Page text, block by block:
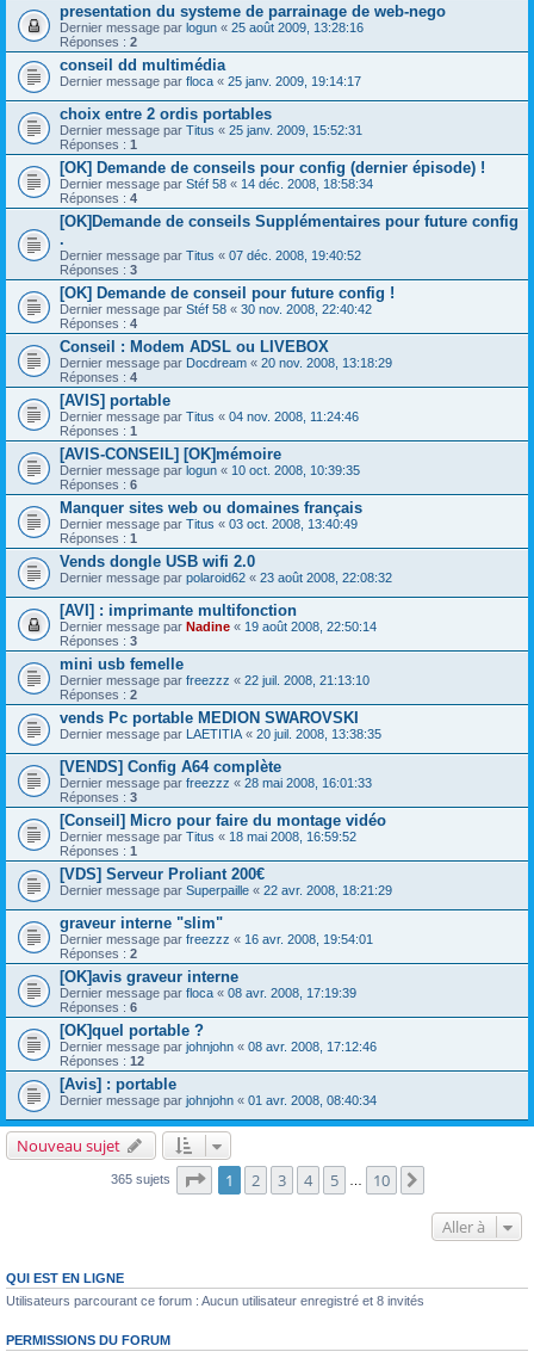
presentation du systeme de parrainage de web-nego
Dernier message par logun « 25 août 2009, 13:28:16
Réponses : 2
conseil dd multimédia
Dernier message par floca « 25 janv. 2009, 19:14:17
choix entre 2 ordis portables
Dernier message par Titus « 25 janv. 2009, 15:52:31
Réponses : 1
[OK] Demande de conseils pour config (dernier épisode) !
Dernier message par Stéf 58 « 14 déc. 2008, 18:58:34
Réponses : 4
[OK]Demande de conseils Supplémentaires pour future config
.
Dernier message par Titus « 07 déc. 2008, 19:40:52
Réponses : 3
[OK] Demande de conseil pour future config !
Dernier message par Stéf 58 « 30 nov. 2008, 22:40:42
Réponses : 4
Conseil : Modem ADSL ou LIVEBOX
Dernier message par Docdream « 20 nov. 2008, 13:18:29
Réponses : 4
[AVIS] portable
Dernier message par Titus « 04 nov. 2008, 11:24:46
Réponses : 1
[AVIS-CONSEIL] [OK]mémoire
Dernier message par logun « 10 oct. 2008, 10:39:35
Réponses : 6
Manquer sites web ou domaines français
Dernier message par Titus « 03 oct. 2008, 13:40:49
Réponses : 1
Vends dongle USB wifi 2.0
Dernier message par polaroid62 « 23 août 2008, 22:08:32
[AVI] : imprimante multifonction
Dernier message par Nadine « 19 août 2008, 22:50:14
Réponses : 3
mini usb femelle
Dernier message par freezzz « 22 juil. 2008, 21:13:10
Réponses : 2
vends Pc portable MEDION SWAROVSKI
Dernier message par LAETITIA « 20 juil. 2008, 13:38:35
[VENDS] Config A64 complète
Dernier message par freezzz « 28 mai 2008, 16:01:33
Réponses : 3
[Conseil] Micro pour faire du montage vidéo
Dernier message par Titus « 18 mai 2008, 16:59:52
Réponses : 1
[VDS] Serveur Proliant 200€
Dernier message par Superpaille « 22 avr. 2008, 18:21:29
graveur interne "slim"
Dernier message par freezzz « 16 avr. 2008, 19:54:01
Réponses : 2
[OK]avis graveur interne
Dernier message par floca « 08 avr. 2008, 17:19:39
Réponses : 6
[OK]quel portable ?
Dernier message par johnjohn « 08 avr. 2008, 17:12:46
Réponses : 12
[Avis] : portable
Dernier message par johnjohn « 01 avr. 2008, 08:40:34
Nouveau sujet
365 sujets Page sur10
1 2 3 4 5 10
Aller à
QUI EST EN LIGNE
Utilisateurs parcourant ce forum : Aucun utilisateur enregistré et 8 invités
PERMISSIONS DU FORUM